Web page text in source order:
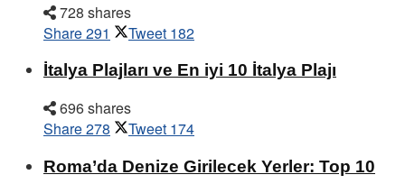
728 shares
Share291 Tweet 182
İtalya Plajları ve En iyi 10 İtalya Plajı
696 shares
Share278 Tweet 174
Roma’da Denize Girilecek Yerler: Top 10